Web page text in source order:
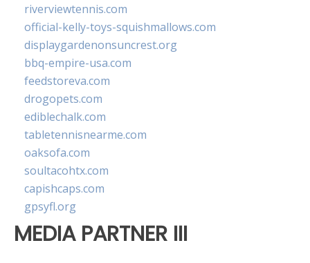
riverviewtennis.com
official-kelly-toys-squishmallows.com
displaygardenonsuncrest.org
bbq-empire-usa.com
feedstoreva.com
drogopets.com
ediblechalk.com
tabletennisnearme.com
oaksofa.com
soultacohtx.com
capishcaps.com
gpsyfl.org
MEDIA PARTNER III